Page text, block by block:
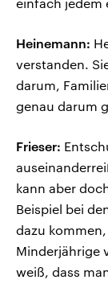
einfach jedem
Heinemann:
verstanden.
darum,
genau darum
Frieser:
kann aber
Beispiel bei
dazu
Minderjährige
weiß, dass